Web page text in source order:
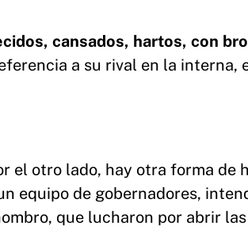
cansados, hartos, con
a su rival en la interna,
el otro lado, hay otra forma de
equipo de gobernadores,
que lucharon por abrir